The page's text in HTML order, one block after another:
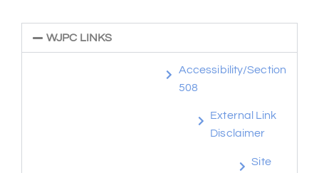
WJPC LINKS
Accessibility/Section
508
External Link
Disclaimer
Site